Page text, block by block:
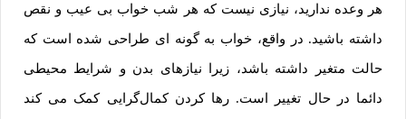
هر وعده ندارید، نیازی نیست که هر شب خواب بی عیب و نقص
داشته باشید. در واقع، خواب به گونه ای طراحی شده است که
حالت متغیر داشته باشد، زیرا نیازهای بدن و شرایط محیطی
دائما در حال تغییر است. رها کردن کمال‌گرایی کمک می کند